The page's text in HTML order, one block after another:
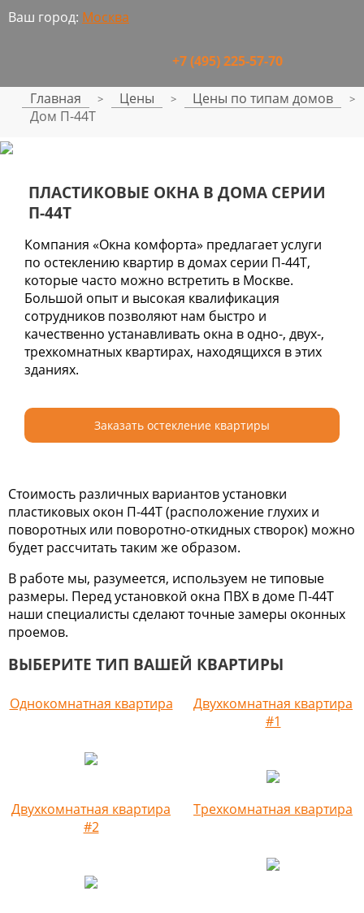
Ваш город: Москва
+7 (495) 225-57-70
Главная > Цены > Цены по типам домов >
Дом П-44Т
ПЛАСТИКОВЫЕ ОКНА В ДОМА СЕРИИ
П-44Т
Компания «Окна комфорта» предлагает услуги
по остеклению квартир в домах серии П-44Т,
которые часто можно встретить в Москве.
Большой опыт и высокая квалификация
сотрудников позволяют нам быстро и
качественно устанавливать окна в одно-, двух-,
трехкомнатных квартирах, находящихся в этих
зданиях.
Заказать остекление квартиры
Стоимость различных вариантов установки
пластиковых окон П-44Т (расположение глухих и
поворотных или поворотно-откидных створок) можно
будет рассчитать таким же образом.
В работе мы, разумеется, используем не типовые
размеры. Перед установкой окна ПВХ в доме П-44Т
наши специалисты сделают точные замеры оконных
проемов.
ВЫБЕРИТЕ ТИП ВАШЕЙ КВАРТИРЫ
Однокомнатная квартира
Двухкомнатная квартира
#1
Двухкомнатная квартира
#2
Трехкомнатная квартира